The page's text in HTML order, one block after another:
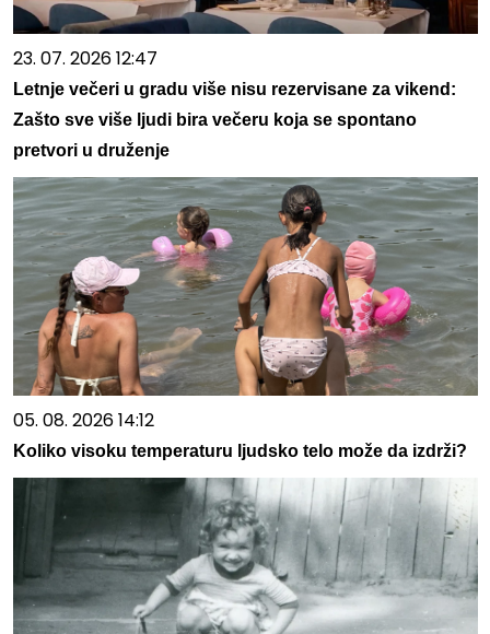
23. 07. 2026 12:47
Letnje večeri u gradu više nisu rezervisane za vikend:
Zašto sve više ljudi bira večeru koja se spontano
pretvori u druženje
05. 08. 2026 14:12
Koliko visoku temperaturu ljudsko telo može da izdrži?